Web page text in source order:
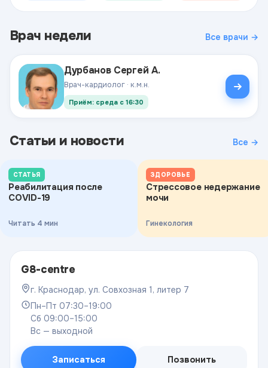
Врач недели Все врачи →
Дурбанов Сергей А.
Врач-кардиолог · к.м.н.
Приём: среда с 16:30
Статьи и новости Все →
СТАТЬЯ
Реабилитация после
COVID-19
Читать 4 мин
ЗДОРОВЬЕ
Стрессовое недержание
мочи
Гинекология
G8-centre
г. Краснодар, ул. Совхозная 1, литер 7
Пн–Пт 07:30–19:00
Сб 09:00–15:00
Вс — выходной
Записаться Позвонить